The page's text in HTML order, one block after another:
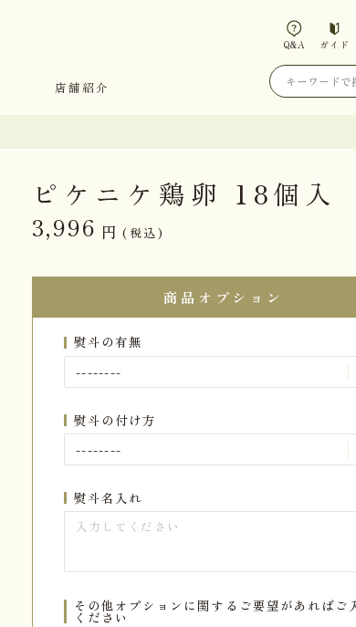
店舗紹介
Q&A ガイド
ピケニケ鶏卵 18個入
3,996 円 (税込)
商品オプション
熨斗の有無
熨斗の付け方
熨斗名入れ
その他オプションに関するご要望があればご
ください